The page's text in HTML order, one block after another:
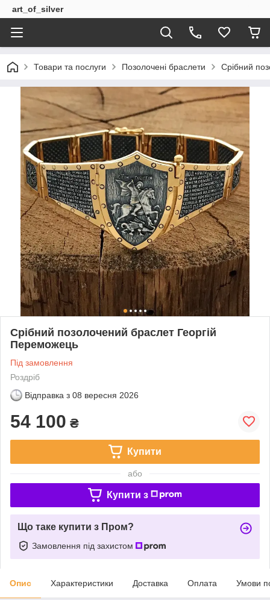
art_of_silver
Товари та послуги Позолочені браслети Срібний
Срібний позолочений браслет Георгій
Переможець
Під замовлення
Роздріб
Відправка з 08 вересня 2026
54 100 ₴
Купити
або
Купити з
Що таке купити з Пром?
Замовлення під захистом
Опис Характеристики Доставка Оплата Умови